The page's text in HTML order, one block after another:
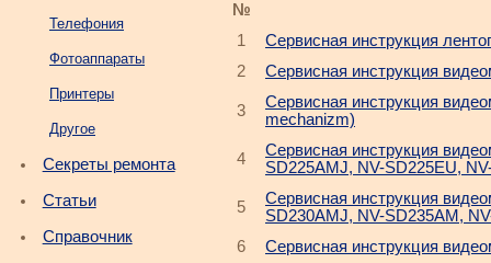
Телефония
Фотоаппараты
Принтеры
Другое
Секреты ремонта
Статьи
Справочник
№
1
Сервисная инструкция
2
Cервисная инструкция
3
Cервисная инструкция
mechanizm)
4
Cервисная инструкция
SD225AMJ, NV-SD225EU,
5
Cервисная инструкция
SD230AMJ, NV-SD235AM,
6
Cервисная инструкция